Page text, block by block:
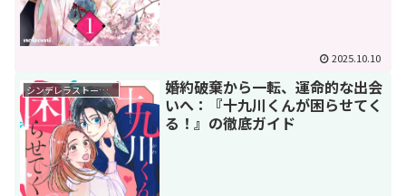
2025.10.10
シンデレラストーリー
婚約破棄から一転、運命的な出会
いへ：『十九川くんが困らせてく
る！』の徹底ガイド